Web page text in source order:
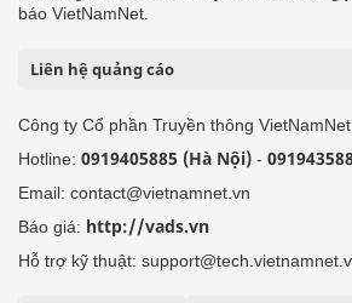
báo VietNamNet.
Liên hệ quảng cáo
Công ty Cổ phần Truyền thông VietNamNet
Hotline: 0919405885 (Hà Nội) -
Email: contact@vietnamnet.vn
Báo giá: http://vads.vn
Hỗ trợ kỹ thuật: